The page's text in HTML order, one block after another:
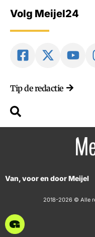
Volg Meijel24
Tip de redactie
Van, voor en door Meijel
2018-2026 © Alle